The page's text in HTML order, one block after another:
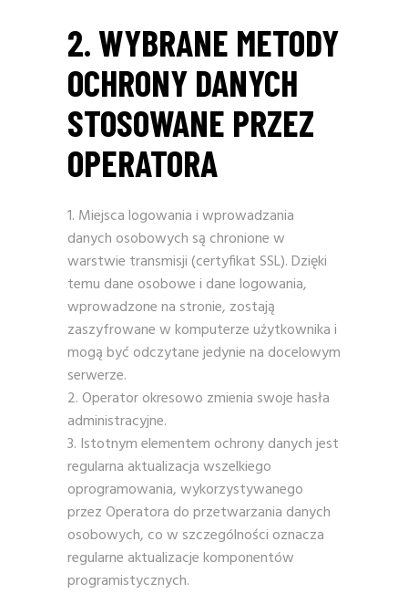
2. WYBRANE METODY
OCHRONY DANYCH
STOSOWANE PRZEZ
OPERATORA
Miejsca logowania i wprowadzania
danych osobowych są chronione w
warstwie transmisji (certyfikat SSL). Dzięki
temu dane osobowe i dane logowania,
wprowadzone na stronie, zostają
zaszyfrowane w komputerze użytkownika i
mogą być odczytane jedynie na docelowym
serwerze.
Operator okresowo zmienia swoje hasła
administracyjne.
Istotnym elementem ochrony danych jest
regularna aktualizacja wszelkiego
oprogramowania, wykorzystywanego
przez Operatora do przetwarzania danych
osobowych, co w szczególności oznacza
regularne aktualizacje komponentów
programistycznych.